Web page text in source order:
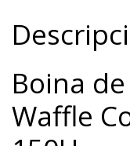
Boina
Waffle